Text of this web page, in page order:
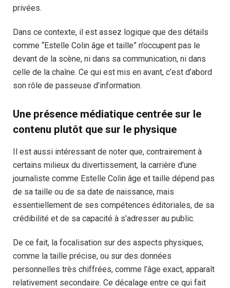
privées.
Dans ce contexte, il est assez logique que des détails
comme “Estelle Colin âge et taille” n’occupent pas le
devant de la scène, ni dans sa communication, ni dans
celle de la chaîne. Ce qui est mis en avant, c’est d’abord
son rôle de passeuse d’information.
Une présence médiatique centrée sur le
contenu plutôt que sur le physique
Il est aussi intéressant de noter que, contrairement à
certains milieux du divertissement, la carrière d’une
journaliste comme Estelle Colin âge et taille dépend pas
de sa taille ou de sa date de naissance, mais
essentiellement de ses compétences éditoriales, de sa
crédibilité et de sa capacité à s’adresser au public.
De ce fait, la focalisation sur des aspects physiques,
comme la taille précise, ou sur des données
personnelles très chiffrées, comme l’âge exact, apparaît
relativement secondaire. Ce décalage entre ce qui fait